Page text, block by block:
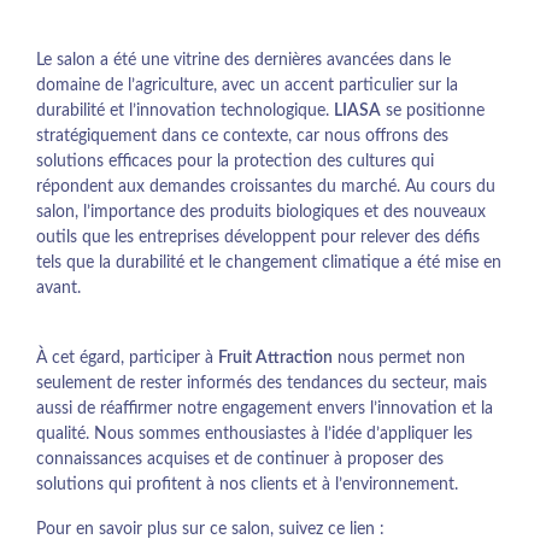
Le salon a été une vitrine des dernières avancées dans le
domaine de l’agriculture, avec un accent particulier sur la
durabilité et l’innovation technologique. LIASA se positionne
stratégiquement dans ce contexte, car nous offrons des
solutions efficaces pour la protection des cultures qui
répondent aux demandes croissantes du marché. Au cours du
salon, l’importance des produits biologiques et des nouveaux
outils que les entreprises développent pour relever des défis
tels que la durabilité et le changement climatique a été mise en
avant.
À cet égard, participer à Fruit Attraction nous permet non
seulement de rester informés des tendances du secteur, mais
aussi de réaffirmer notre engagement envers l’innovation et la
qualité. Nous sommes enthousiastes à l’idée d’appliquer les
connaissances acquises et de continuer à proposer des
solutions qui profitent à nos clients et à l’environnement.
Pour en savoir plus sur ce salon, suivez ce lien :